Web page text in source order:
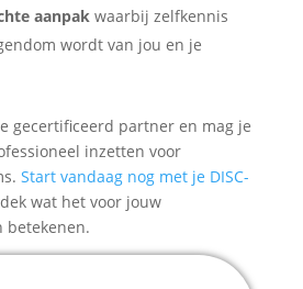
aanpakwaarbij zelfkennis
wordt van jou en je
gecertificeerd partner en mag je
inzetten voor
Start vandaag nog met je DISC-
wat het voor jouw
betekenen.